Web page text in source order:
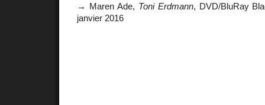
→ Maren Ade, Toni Erdmann, DVD/BluRay
janvier 2016